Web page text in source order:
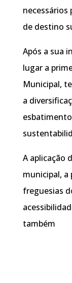
necessários
de destino
Após a sua
lugar a
Municipal,
a
A aplicação
municipal,
freguesias
também